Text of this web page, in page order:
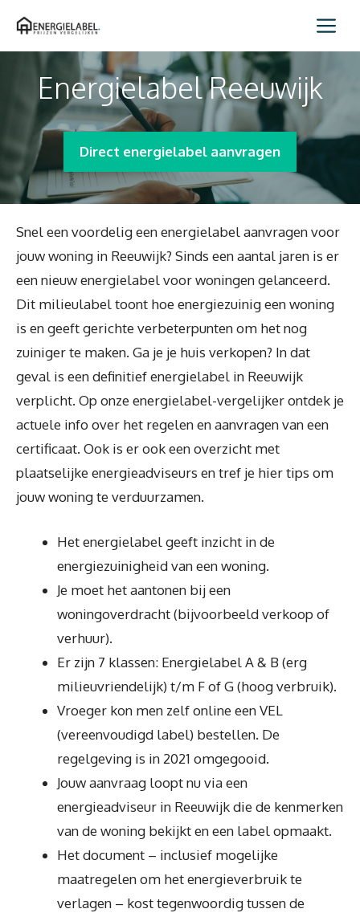
naar
Energielabel Reeuwijk
Direct energielabel aanvragen
Snel een voordelig een energielabel aanvragen voor
jouw woning in Reeuwijk? Sinds een aantal jaren is er
een nieuw energielabel voor woningen gelanceerd.
Dit milieulabel toont hoe energiezuinig een woning
is en geeft gerichte verbeterpunten om het nog
zuiniger te maken. Ga je je huis verkopen? In dat
geval is een definitief energielabel in Reeuwijk
verplicht. Op onze energielabel-vergelijker ontdek je
actuele info over het regelen en aanvragen van een
certificaat. Ook is er ook een overzicht met
plaatselijke energieadviseurs en tref je hier tips om
jouw woning te verduurzamen.
Het energielabel geeft inzicht in de
energiezuinigheid van een woning.
Je moet het aantonen bij een
woningoverdracht (bijvoorbeeld verkoop of
verhuur).
Er zijn 7 klassen: Energielabel A & B (erg
milieuvriendelijk) t/m F of G (hoog verbruik).
Vroeger kon men zelf online een VEL
(vereenvoudigd label) bestellen. De
regelgeving is in 2021 omgegooid.
Jouw aanvraag loopt nu via een
energieadviseur in Reeuwijk die de kenmerken
van de woning bekijkt en een label opmaakt.
Het document – inclusief mogelijke
maatregelen om het energieverbruik te
verlagen – kost tegenwoordig tussen de